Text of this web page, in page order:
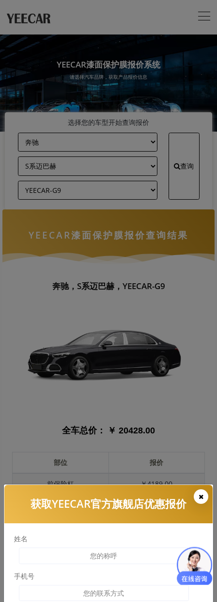
YEECAR漆面保护膜报价系统
请选择汽车品牌，获取产品报价信息
选择您的车型开始查询报价
查询
YEECAR漆面保护膜报价查询结果
奔驰，S系迈巴赫，YEECAR-G9
全车总价： ￥ 20428.00
部位 报价
前保险杠 ￥4189.00
引擎盖 ￥4381.00
左右两侧前叶子板 ￥3256.00
获取YEECAR官方旗舰店优惠报价
姓名
手机号